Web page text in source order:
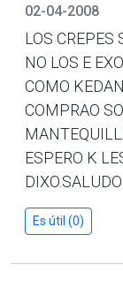
02-04-2008
LOS CREPES
NO LOS E
COMO
COMPRAO
ESPERO K
Es útil (0)